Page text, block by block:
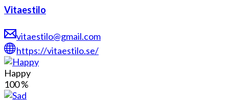
Vitaestilo
vitaestilo@gmail.com
https://vitaestilo.se/
Happy
100%